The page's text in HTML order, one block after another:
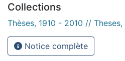
Collections
Thèses, 1910 - 2010 // Theses,
Notice complète